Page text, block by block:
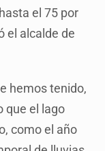
el 75 por
el alcalde de
hemos tenido,
que el lago
como el año